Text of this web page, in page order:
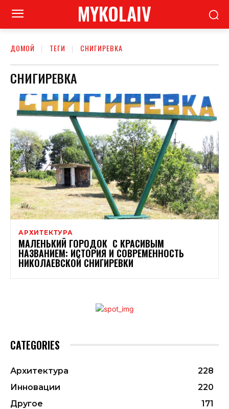
MYKOLAIV
ДОМОЙ ТЕГИ СНИГИРЕВКА
СНИГИРЕВКА
АРХИТЕКТУРА
МАЛЕНЬКИЙ ГОРОДОК С КРАСИВЫМ
НАЗВАНИЕМ: ИСТОРИЯ И СОВРЕМЕННОСТЬ
НИКОЛАЕВСКОЙ СНИГИРЕВКИ
CATEGORIES
Архитектура
228
Инновации
220
Другое
171